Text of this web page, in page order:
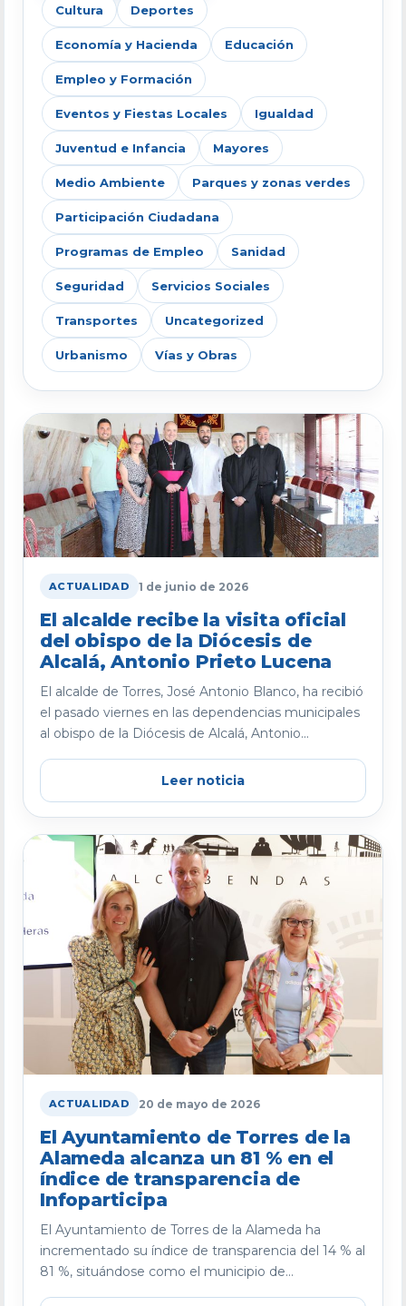
Cultura Deportes
Economía y Hacienda Educación
Empleo y Formación
Eventos y Fiestas Locales Igualdad
Juventud e Infancia Mayores
Medio Ambiente Parques y zonas verdes
Participación Ciudadana
Programas de Empleo Sanidad
Seguridad Servicios Sociales
Transportes Uncategorized
Urbanismo Vías y Obras
ACTUALIDAD 1 de junio de 2026
El alcalde recibe la visita oficial
del obispo de la Diócesis de
Alcalá, Antonio Prieto Lucena
El alcalde de Torres, José Antonio Blanco, ha recibió
el pasado viernes en las dependencias municipales
al obispo de la Diócesis de Alcalá, Antonio...
Leer noticia
ACTUALIDAD 20 de mayo de 2026
El Ayuntamiento de Torres de la
Alameda alcanza un 81 % en el
índice de transparencia de
Infoparticipa
El Ayuntamiento de Torres de la Alameda ha
incrementado su índice de transparencia del 14 % al
81 %, situándose como el municipio de...